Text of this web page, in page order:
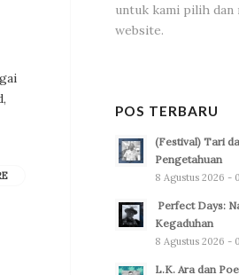
untuk kami pilih dan
website.
POS TERBARU
(Festival) Tari
Pengetahuan
8 Agustus 2026 -
Perfect Days:
Kegaduhan
8 Agustus 2026 -
L.K. Ara dan